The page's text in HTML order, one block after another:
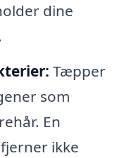
dine
Tæpper
som
En
ikke